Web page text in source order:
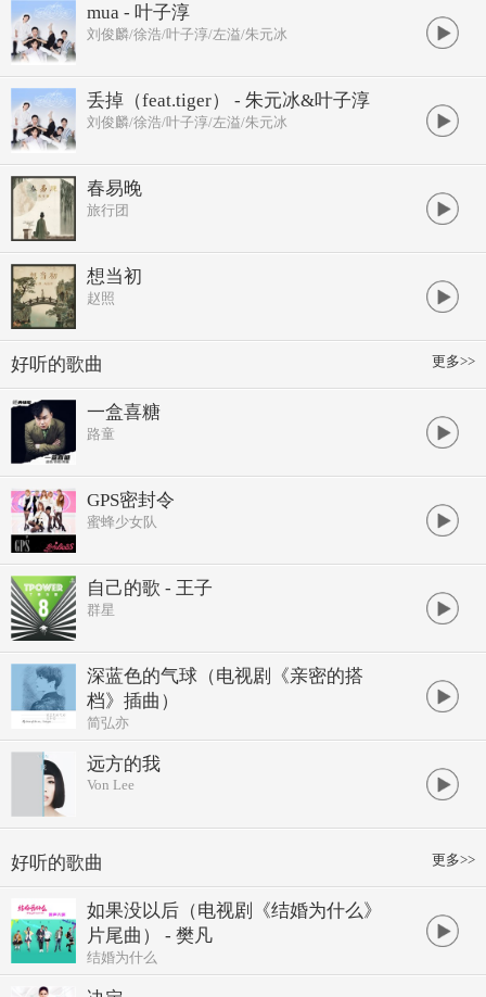
mua - 叶子淳
刘俊麟/徐浩/叶子淳/左溢/朱元冰
丢掉（feat.tiger） - 朱元冰&叶子淳
刘俊麟/徐浩/叶子淳/左溢/朱元冰
春易晚
旅行团
想当初
赵照
更多>>
好听的歌曲
一盒喜糖
路童
GPS密封令
蜜蜂少女队
自己的歌 - 王子
群星
深蓝色的气球（电视剧《亲密的搭
档》插曲）
简弘亦
远方的我
Von Lee
更多>>
好听的歌曲
如果没以后（电视剧《结婚为什么》
片尾曲） - 樊凡
结婚为什么